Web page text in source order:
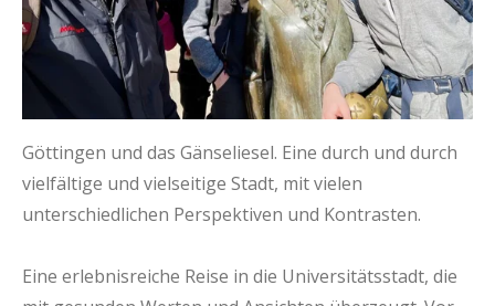
Göttingen und das Gänseliesel. Eine durch und durch
vielfältige und vielseitige Stadt, mit vielen
unterschiedlichen Perspektiven und Kontrasten.
Eine erlebnisreiche Reise in die Universitätsstadt, die